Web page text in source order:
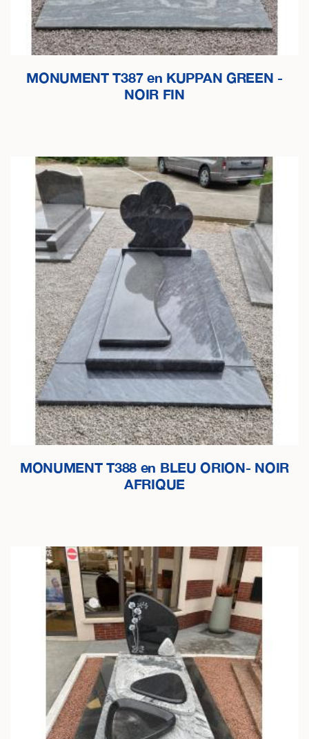
MONUMENT T387 en KUPPAN GREEN -
NOIR FIN
MONUMENT T388 en BLEU ORION- NOIR
AFRIQUE